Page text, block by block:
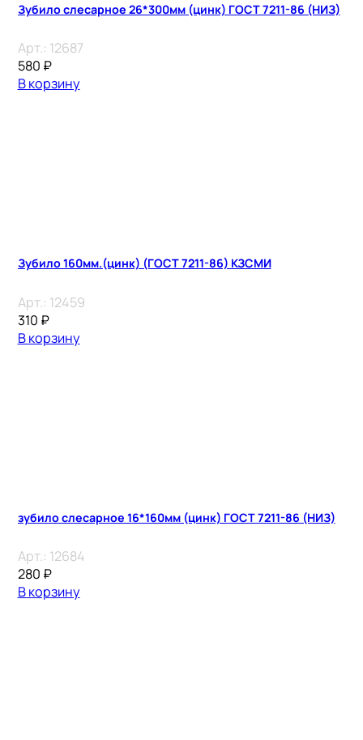
Зубило слесарное 26*300мм (цинк) ГОСТ 7211-86 (НИЗ)
Арт.: 12687
580 ₽
В корзину
Зубило 160мм.(цинк) (ГОСТ 7211-86) КЗСМИ
Арт.: 12459
310 ₽
В корзину
зубило слесарное 16*160мм (цинк) ГОСТ 7211-86 (НИЗ)
Арт.: 12684
280 ₽
В корзину